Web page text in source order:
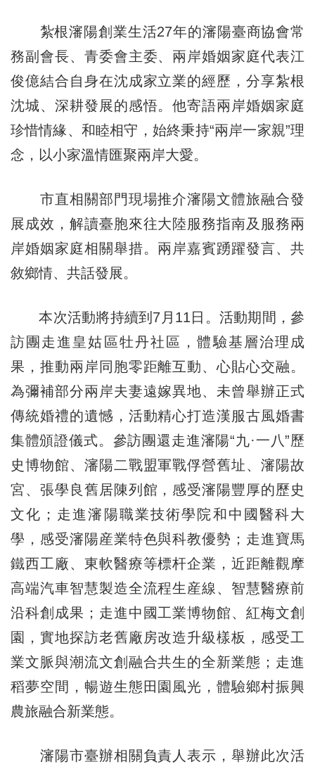
紮根瀋陽創業生活27年的瀋陽臺商協會常
務副會長、青委會主委、兩岸婚姻家庭代表江
俊億結合自身在沈成家立業的經歷，分享紮根
沈城、深耕發展的感悟。他寄語兩岸婚姻家庭
珍惜情緣、和睦相守，始終秉持“兩岸一家親”理
念，以小家溫情匯聚兩岸大愛。
市直相關部門現場推介瀋陽文體旅融合發
展成效，解讀臺胞來往大陸服務指南及服務兩
岸婚姻家庭相關舉措。兩岸嘉賓踴躍發言、共
敘鄉情、共話發展。
本次活動將持續到7月11日。活動期間，參
訪團走進皇姑區牡丹社區，體驗基層治理成
果，推動兩岸同胞零距離互動、心貼心交融。
為彌補部分兩岸夫妻遠嫁異地、未曾舉辦正式
傳統婚禮的遺憾，活動精心打造漢服古風婚書
集體頒證儀式。參訪團還走進瀋陽“九·一八”歷
史博物館、瀋陽二戰盟軍戰俘營舊址、瀋陽故
宮、張學良舊居陳列館，感受瀋陽豐厚的歷史
文化；走進瀋陽職業技術學院和中國醫科大
學，感受瀋陽産業特色與科教優勢；走進寶馬
鐵西工廠、東軟醫療等標杆企業，近距離觀摩
高端汽車智慧製造全流程生産線、智慧醫療前
沿科創成果；走進中國工業博物館、紅梅文創
園，實地探訪老舊廠房改造升級樣板，感受工
業文脈與潮流文創融合共生的全新業態；走進
稻夢空間，暢遊生態田園風光，體驗鄉村振興
農旅融合新業態。
瀋陽市臺辦相關負責人表示，舉辦此次活